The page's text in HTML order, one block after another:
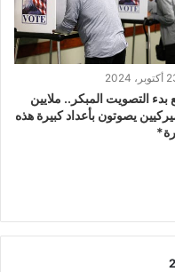
2024
بدء التصويت المبكر.. ملايين
يصوتون بأعداد كبيرة هذه